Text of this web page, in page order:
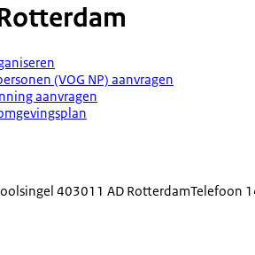
(VOG NP) aanvragen
aanvragen
403011 AD RotterdamTelefoon